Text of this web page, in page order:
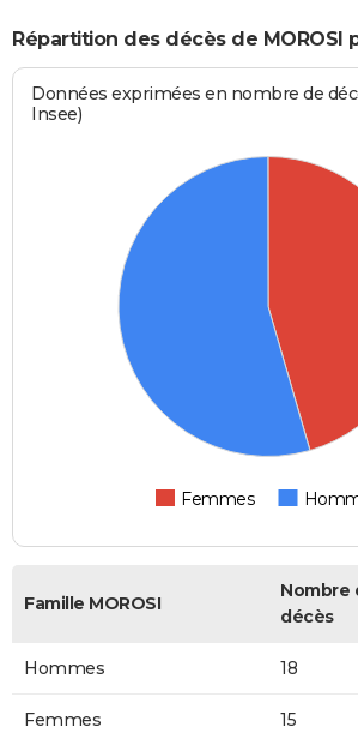
Répartition des décès de MOROSI
Données exprimées en nombre de
Insee)
Femmes
Famille MOROSI
Nombre
décès
Hommes 18
Femmes 15